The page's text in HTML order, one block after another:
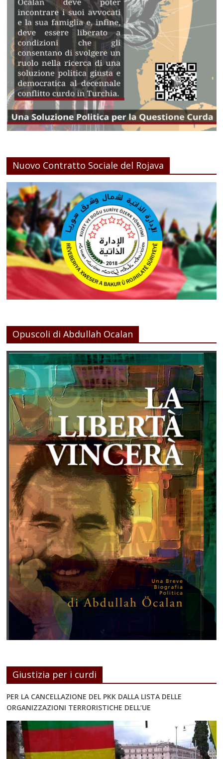
Nuovo Contratto Sociale del Rojava
Opuscoli di Abdullah Ocalan
Giustizia per i curdi
PER LA CANCELLAZIONE DEL PKK DALLA LISTA DELLE
ORGANIZZAZIONI TERRORISTICHE DELL’UE